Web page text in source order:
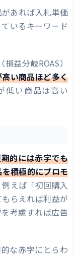
あれば入札単価
いるキーワード
益分岐ROAS）
い商品ほど多く
低い商品は高い
的には赤字でも
積極的にプロモ
えば「初回購入
らえれば利益が
考慮すれば広告
な赤字にとらわ